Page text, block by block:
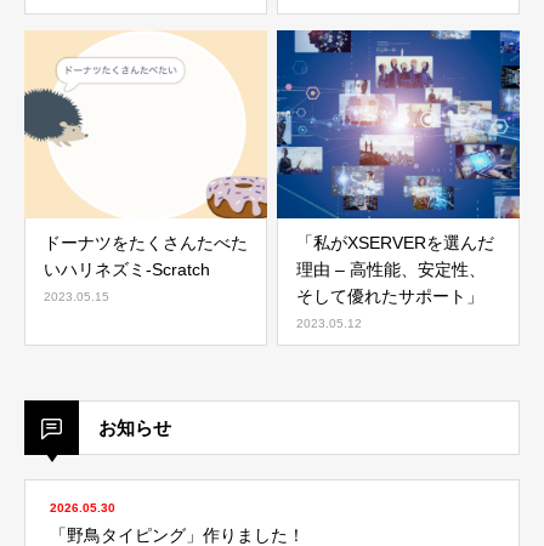
ドーナツをたくさんたべた
いハリネズミ-Scratch
2023.05.15
「私がXSERVERを選んだ
理由 – 高性能、安定性、
そして優れたサポート」
2023.05.12
お知らせ
2026.05.30
「野鳥タイピング」作りました！